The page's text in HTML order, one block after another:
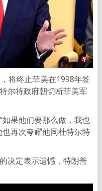
将终止菲美在1998年签
尔特政府朝切断菲美军
果他们要那么做，我也
再次夸耀他同杜特尔特
决定表示遗憾，特朗普